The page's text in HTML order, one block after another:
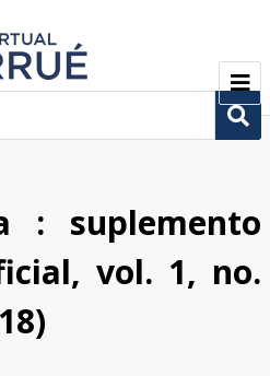
: suplemento
vol. 1, no.